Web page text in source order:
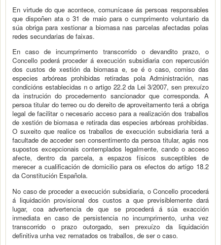
En virtude do que acontece, comunícase ás persoas responsables
que dispoñen ata o 31 de maio para o cumprimento voluntario da
súa obriga para xestionar a biomasa nas parcelas afectadas polas
redes secundarias de faixas.
En caso de incumprimento transcorrido o devandito prazo, o
Concello poderá proceder á execución subsidiaria con repercusión
dos custos de xestión da biomasa e, se é o caso, comiso das
especies arbóreas prohibidas retiradas pola Administración, nas
condicións establecidas n o artigo 22.2 da Lei 3/2007, sen prexuízo
da instrución do procedemento sancionador que corresponda. A
persoa titular do terreo ou do dereito de aproveitamento terá a obriga
legal de facilitar o necesario acceso para a realización dos traballos
de xestión de biomasa e retirada das especies arbóreas prohibidas.
O suxeito que realice os traballos de execución subsidiaria terá a
facultade de acceder sen consentimento da persoa titular, agás nos
supostos excepcionais contemplados legalmente, cando o acceso
afecte, dentro da parcela, a espazos físicos susceptibles de
merecer a cualificación de domicilio para os efectos do artigo 18.2
da Constitución Española.
No caso de proceder a execución subsidiaria, o Concello procederá
á liquidación provisional dos custos a que previsiblemente dará
lugar, coa advertencia de que se procederá á súa exacción
inmediata en caso de persistencia no incumprimento, unha vez
transcorrido o prazo outorgado, sen prexuízo da liquidación
definitiva unha vez rematados os traballos, de ser o caso.